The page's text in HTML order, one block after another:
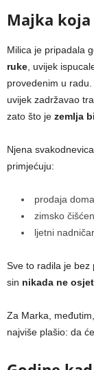
Majka
Milica je pripadala
ruke, uvijek
provedenim u
uvijek zadržavao
zato što je zemlja
Njena
primjećuju:
prodaja
zimsko
ljetni
Sve to radila je
sin nikada ne
Za Marka,
najviše plašio: da